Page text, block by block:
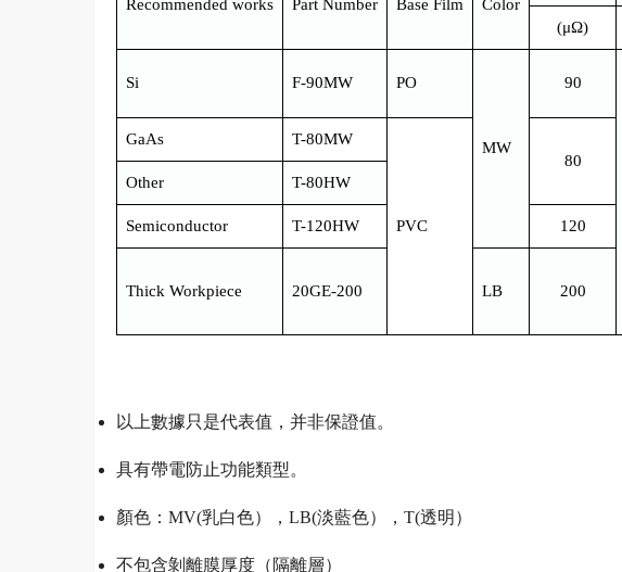
Recommended works Part Number Base Film Color
(μΩ)
Si F-90MW PO
MW
90
GaAs T-80MW
PVC
80
Other T-80HW
Semiconductor T-120HW 120
Thick Workpiece 20GE-200 LB 200
以上數據只是代表值，并非保證值。
具有帶電防止功能類型。
顏色：MV(乳白色），LB(淡藍色），T(透明）
不包含剝離膜厚度（隔離層）